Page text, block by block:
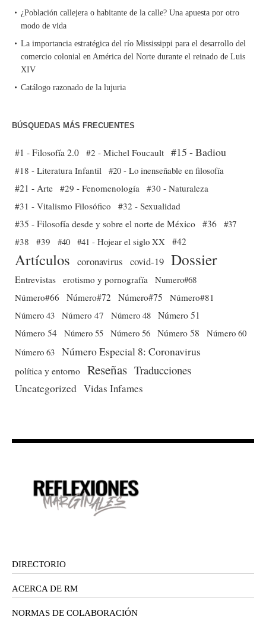
¿Población callejera o habitante de la calle? Una apuesta por otro
modo de vida
La importancia estratégica del río Mississippi para el desarrollo del
comercio colonial en América del Norte durante el reinado de Luis
XIV
Catálogo razonado de la lujuria
BÚSQUEDAS MÁS FRECUENTES
#1 - Filosofía 2.0 #2 - Michel Foucault #15 - Badiou
#18 - Literatura Infantil #20 - Lo inenseñable en filosofía
#21 - Arte #29 - Fenomenología
#30 - Naturaleza
#31 - Vitalismo Filosófico
#32 - Sexualidad
#35 - Filosofía desde y sobre el norte de México #36 #37
#38
#39 #40 #41 - Hojear el siglo XX #42
Artículos coronavirus covid-19 Dossier
Entrevistas erotismo y pornografía
Numero#68
Número#66
Número#72 Número#75
Número#81
Número 43 Número 47 Número 48 Número 51
Número 54 Número 55 Número 56 Número 58
Número 60
Número 63 Número Especial 8: Coronavirus
política y entorno Reseñas Traducciones
Uncategorized Vidas Infames
DIRECTORIO
ACERCA DE RM
NORMAS DE COLABORACIÓN